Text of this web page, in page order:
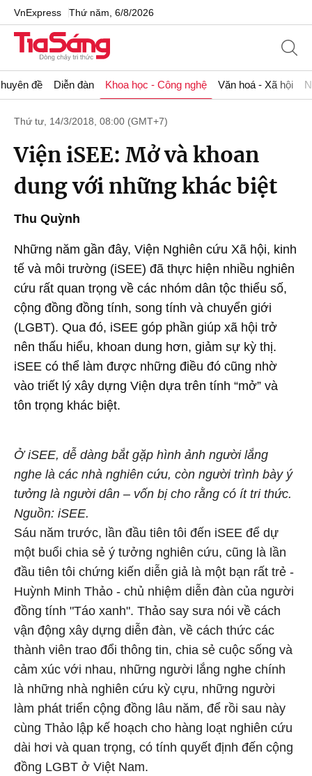
VnExpress Thứ năm, 6/8/2026
đề Diễn đàn Khoa học - Công nghệ Văn hoá - Xã hội
Thứ tư, 14/3/2018, 08:00 (GMT+7)
Viện iSEE: Mở và khoan
dung với những khác biệt
Thu Quỳnh
Những năm gần đây, Viện Nghiên cứu Xã hội, kinh
tế và môi trường (iSEE) đã thực hiện nhiều nghiên
cứu rất quan trọng về các nhóm dân tộc thiểu số,
cộng đồng đồng tính, song tính và chuyển giới
(LGBT). Qua đó, iSEE góp phần giúp xã hội trở
nên thấu hiểu, khoan dung hơn, giảm sự kỳ thị.
iSEE có thể làm được những điều đó cũng nhờ
vào triết lý xây dựng Viện dựa trên tính “mở” và
tôn trọng khác biệt.
Ở iSEE, dễ dàng bắt gặp hình ảnh người lắng
nghe là các nhà nghiên cứu, còn người trình bày ý
tưởng là người dân – vốn bị cho rằng có ít tri thức.
Nguồn: iSEE.
Sáu năm trước, lần đầu tiên tôi đến iSEE để dự
một buổi chia sẻ ý tưởng nghiên cứu, cũng là lần
đầu tiên tôi chứng kiến diễn giả là một bạn rất trẻ -
Huỳnh Minh Thảo - chủ nhiệm diễn đàn của người
đồng tính "Táo xanh". Thảo say sưa nói về cách
vận động xây dựng diễn đàn, về cách thức các
thành viên trao đổi thông tin, chia sẻ cuộc sống và
cảm xúc với nhau, những người lắng nghe chính
là những nhà nghiên cứu kỳ cựu, những người
làm phát triển cộng đồng lâu năm, để rồi sau này
cùng Thảo lập kế hoạch cho hàng loạt nghiên cứu
dài hơi và quan trọng, có tính quyết định đến cộng
đồng LGBT ở Việt Nam.